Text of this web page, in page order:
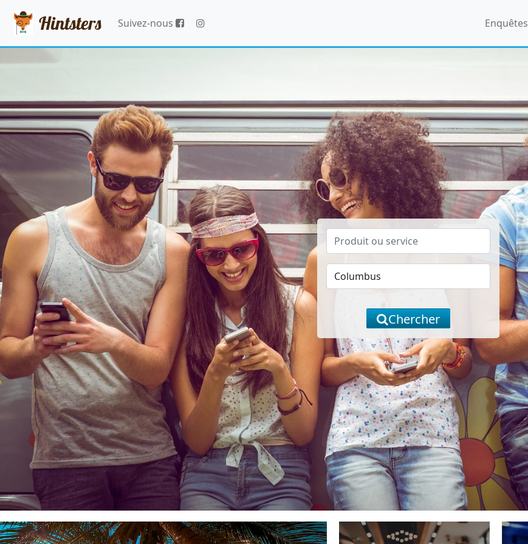
Hintsters Suivez-nous Enquêtes
Chercher